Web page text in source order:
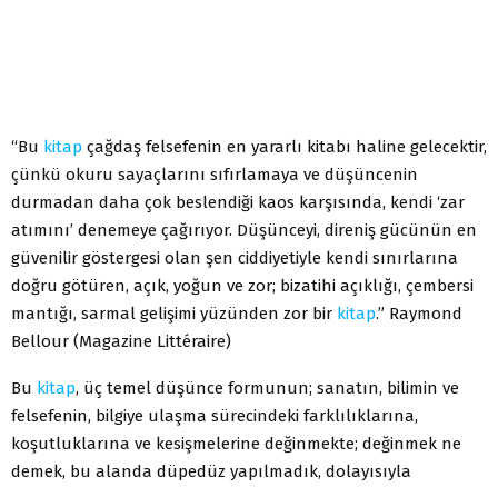
“Bu kitap çağdaş felsefenin en yararlı kitabı haline gelecektir,
çünkü okuru sayaçlarını sıfırlamaya ve düşüncenin
durmadan daha çok beslendiği kaos karşısında, kendi ‘zar
atımını’ denemeye çağırıyor. Düşünceyi, direniş gücünün en
güvenilir göstergesi olan şen ciddiyetiyle kendi sınırlarına
doğru götüren, açık, yoğun ve zor; bizatihi açıklığı, çembersi
mantığı, sarmal gelişimi yüzünden zor bir kitap.” Raymond
Bellour (Magazine Littéraire)
Bu kitap, üç temel düşünce formunun; sanatın, bilimin ve
felsefenin, bilgiye ulaşma sürecindeki farklılıklarına,
koşutluklarına ve kesişmelerine değinmekte; değinmek ne
demek, bu alanda düpedüz yapılmadık, dolayısıyla